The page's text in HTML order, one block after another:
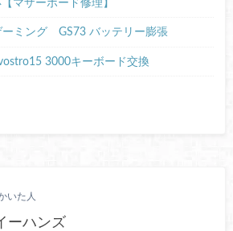
マザーボード修理】
ーミング GS73 バッテリー膨張
3000キーボード交換
いた人
ーハンズ